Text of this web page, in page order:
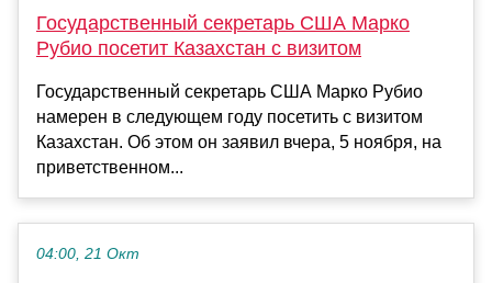
Государственный секретарь США Марко
Рубио посетит Казахстан с визитом
Государственный секретарь США Марко Рубио
намерен в следующем году посетить с визитом
Казахстан. Об этом он заявил вчера, 5 ноября, на
приветственном...
04:00, 21 Окт